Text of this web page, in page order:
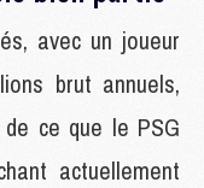
avec un joueur
brut annuels,
ce que le PSG
actuellement